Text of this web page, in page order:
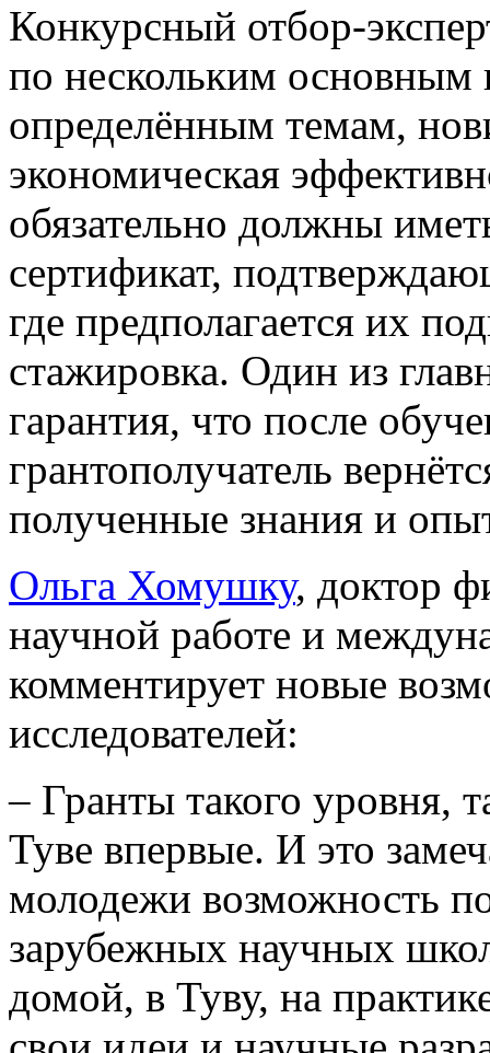
Конкурсный отбор-
по нескольким основным
определённым темам,
экономическая
обязательно должны
сертификат,
где предполагается их
стажировка. Один из
гарантия, что после
грантополучатель
полученные знания и
Ольга Хомушку, доктор
научной работе и
комментирует новые
исследователей:
– Гранты такого уровня,
Туве впервые. И это
молодежи возможность
зарубежных научных
домой, в Туву, на